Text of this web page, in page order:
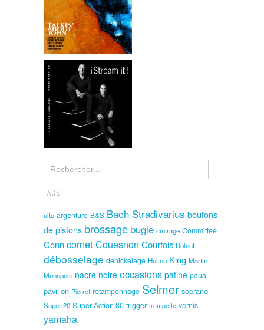
TAGS
alto argenture B&S Bach Stradivarius boutons
de pistons brossage bugle cintrage Committee
ConncornetCouesnon Courtois Dolnet
débosselage dénickelage Holton King Martin
Monopole nacre noire occasions patine paua
pavillon Pierret retamponnage Selmer soprano
Super 20 Super Action 80 trigger trompette vernis
yamaha